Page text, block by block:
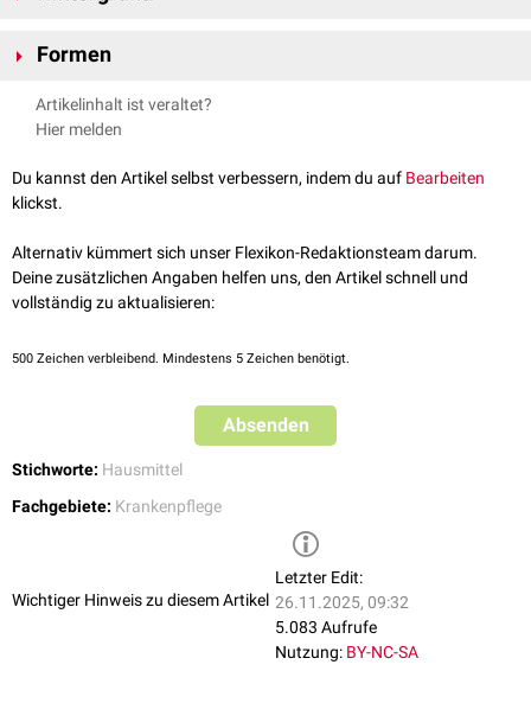
HausmittelVerwendung. Im Unterschied zu einem Verband werden
Wirkungen (z.B.Kühlung ) oder der
Formen
Artikelinhalt ist veraltet?
Hier melden
Du kannst den Artikel selbst verbessern, indem du auf Bearbeiten
klickst.
Alternativ kümmert sich unser Flexikon-Redaktionsteam darum.
Deine zusätzlichen Angaben helfen uns, den Artikel schnell und
vollständig zu aktualisieren:
500 Zeichen verbleibend. Mindestens 5 Zeichen benötigt.
Absenden
Stichworte: Hausmittel
Fachgebiete: Krankenpflege
Wichtiger Hinweis zu diesem Artikel
Letzter Edit:
26.11.2025, 09:32
5.083 Aufrufe
Nutzung: BY-NC-SA